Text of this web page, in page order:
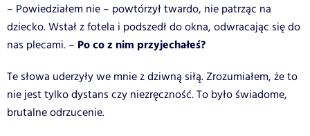
– Powiedziałem nie – powtórzył twardo, nie patrząc na
dziecko. Wstał z fotela i podszedł do okna, odwracając się do
nas plecami. – Po co z nim przyjechałeś?
Te słowa uderzyły we mnie z dziwną siłą. Zrozumiałem, że to
nie jest tylko dystans czy niezręczność. To było świadome,
brutalne odrzucenie.